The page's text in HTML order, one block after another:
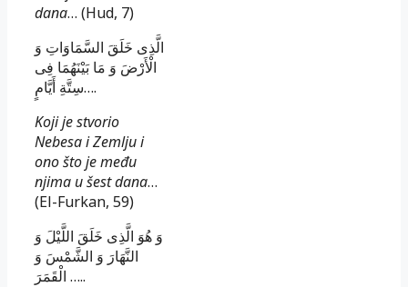
dana… (Hud, 7)
الَّذِى خَلَقَ السَّمَاوَاتِ وَ
الْأَرْضَ وَ مَا بَيْنَهُمَا فِى
سِتَّةِ أَيَّامٍ….
Koji je stvorio
Nebesa i Zemlju i
ono što je među
njima u šest dana…
(El-Furkan, 59)
وَ هُوَ الَّذِى خَلَقَ اللَّيْلَ وَ
النَّهَارَ وَ الشَّمْسَ وَ
الْقَمَرَ …..